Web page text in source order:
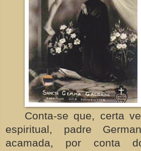
Conta-se que, certa
espiritual, padre
acamada, por conta